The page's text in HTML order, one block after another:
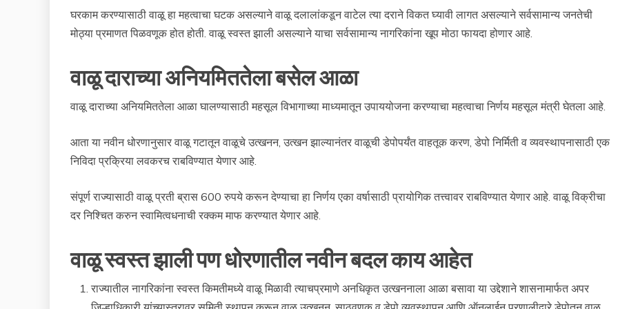
घरकाम करण्यासाठी वाळू हा महत्वाचा घटक असल्याने वाळू दलालांकडून वाटेल त्या दराने विकत घ्यावी लागत असल्याने सर्वसामान्य जनतेची
मोठ्या प्रमाणत पिळवणूक होत होती. वाळू स्वस्त झाली असल्याने याचा सर्वसामान्य नागरिकांना खूप मोठा फायदा होणार आहे.
वाळू दाराच्या अनियमिततेला बसेल आळा
वाळू दाराच्या अनियमिततेला आळा घालण्यासाठी महसूल विभागाच्या माध्यमातून उपाययोजना करण्याचा महत्वाचा निर्णय महसूल मंत्री घेतला आहे.
आता या नवीन धोरणानुसार वाळू गटातून वाळूचे उत्खनन, उत्खन झाल्यानंतर वाळूची डेपोपर्यंत वाहतूक करण, डेपो निर्मिती व व्यवस्थापनासाठी एक
निविदा प्रक्रिया लवकरच राबविण्यात येणार आहे.
संपूर्ण राज्यासाठी वाळू प्रती ब्रास 600 रुपये करून देण्याचा हा निर्णय एका वर्षासाठी प्रायोगिक तत्त्वावर राबविण्यात येणार आहे. वाळू विक्रीचा
दर निश्चित करुन स्वामित्वधनाची रक्कम माफ करण्यात येणार आहे.
वाळू स्वस्त झाली पण धोरणातील नवीन बदल काय आहेत
राज्यातील नागरिकांना स्वस्त किमतीमध्ये वाळू मिळावी त्याचप्रमाणे अनधिकृत उत्खननाला आळा बसावा या उद्देशाने शासनामार्फत अपर